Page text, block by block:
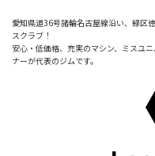
愛知県道36号諸輪名古屋線沿い、緑区
スクラブ！
安心・低価格、充実のマシン、ミスユ
ナーが代表のジムです。